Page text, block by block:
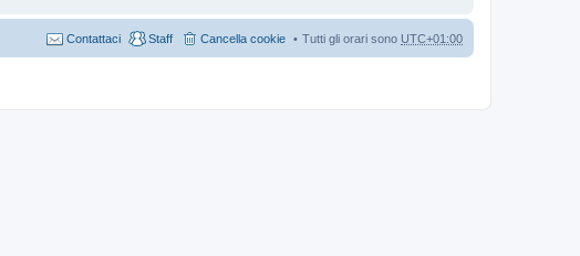
Tutti gli orari sono UTC+01:00
Cancella cookie
Staff
Contattaci